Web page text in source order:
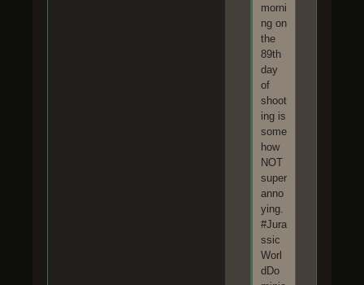
morni
ng on
the
89th
day
of
shoot
ing is
some
how
NOT
super
anno
ying.
#Jura
ssic
Worl
dDo